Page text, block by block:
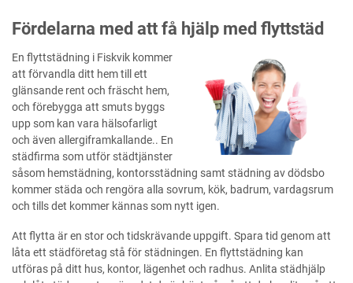
Fördelarna med att få hjälp med flyttstäd
En flyttstädning i Fiskvik kommer
att förvandla ditt hem till ett
glänsande rent och fräscht hem,
och förebygga att smuts byggs
upp som kan vara hälsofarligt
och även allergiframkallande.. En
städfirma som utför städtjänster
såsom hemstädning, kontorsstädning samt städning av dödsbo
kommer städa och rengöra alla sovrum, kök, badrum, vardagsrum
och tills det kommer kännas som nytt igen.
Att flytta är en stor och tidskrävande uppgift. Spara tid genom att
låta ett städföretag stå för städningen. En flyttstädning kan
utföras på ditt hus, kontor, lägenhet och radhus. Anlita städhjälp